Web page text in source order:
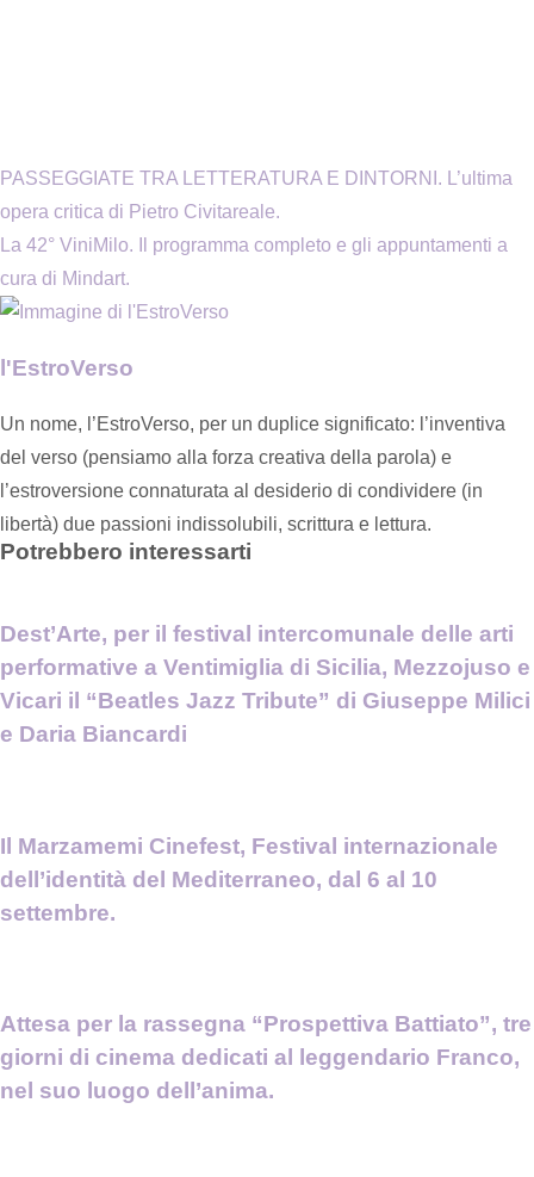
PASSEGGIATE TRA LETTERATURA E DINTORNI. L’ultima
opera critica di Pietro Civitareale.
La 42° ViniMilo. Il programma completo e gli appuntamenti a
cura di Mindart.
l'EstroVerso
Un nome, l’EstroVerso, per un duplice significato: l’inventiva
del verso (pensiamo alla forza creativa della parola) e
l’estroversione connaturata al desiderio di condividere (in
libertà) due passioni indissolubili, scrittura e lettura.
Potrebbero interessarti
Dest’Arte, per il festival intercomunale delle arti
performative a Ventimiglia di Sicilia, Mezzojuso e
Vicari il “Beatles Jazz Tribute” di Giuseppe Milici
e Daria Biancardi
Il Marzamemi Cinefest, Festival internazionale
dell’identità del Mediterraneo, dal 6 al 10
settembre.
Attesa per la rassegna “Prospettiva Battiato”, tre
giorni di cinema dedicati al leggendario Franco,
nel suo luogo dell’anima.